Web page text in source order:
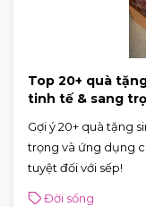
Top 20+ quà
tinh tế & sang
Gợi ý 20+ quà tặng
trọng và ứng dụng
tuyệt đối với sếp!
Đời sống